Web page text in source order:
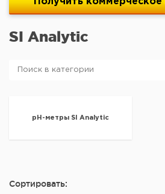
SI Analytic
pH-метры SI Analytic
Сортировать: